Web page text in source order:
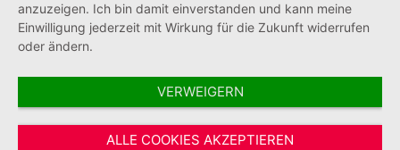
Vertrag widerrufen
anzuzeigen. Ich bin damit einverstanden und kann meine
Einwilligung jederzeit mit Wirkung für die Zukunft widerrufen
oder ändern.
VERWEIGERN
ALLE COOKIES AKZEPTIEREN